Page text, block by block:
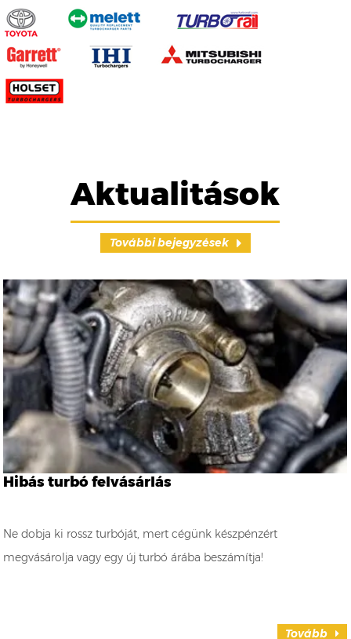
Aktualitások
További bejegyzések
Hibás turbó felvásárlás
Ne dobja ki rossz turbóját, mert cégünk készpénzért
megvásárolja vagy egy új turbó árába beszámítja!
Tovább